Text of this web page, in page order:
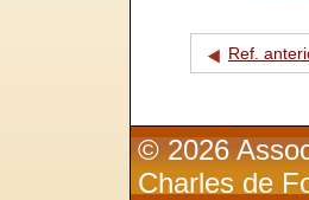
Ref.
© 2026
Charles de